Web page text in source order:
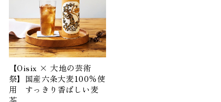
【Oisix × 大地の芸術
祭】国産六条大麦100％使
用 すっきり香ばしい麦